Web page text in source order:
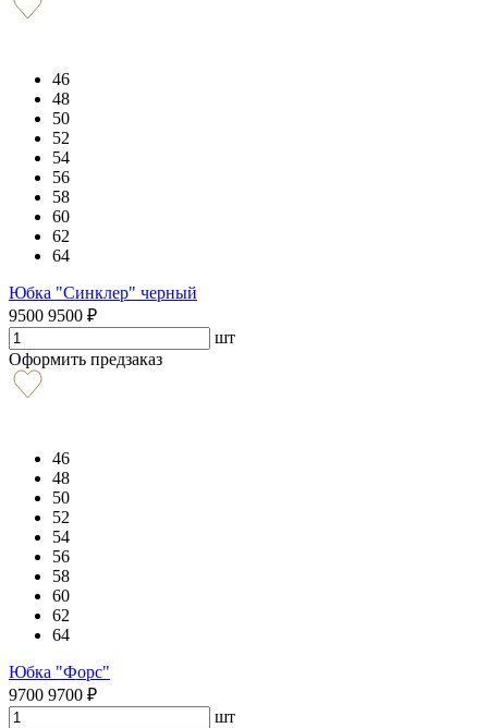
46
48
50
52
54
56
58
60
62
64
Юбка "Синклер" черный
9500 9500 ₽
шт
Оформить предзаказ
46
48
50
52
54
56
58
60
62
64
Юбка "Форс"
9700 9700 ₽
шт